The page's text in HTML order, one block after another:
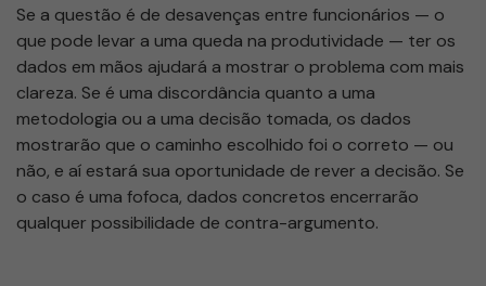
Se a questão é de desavenças entre funcionários — o
que pode levar a uma queda na produtividade — ter os
dados em mãos ajudará a mostrar o problema com mais
clareza. Se é uma discordância quanto a uma
metodologia ou a uma decisão tomada, os dados
mostrarão que o caminho escolhido foi o correto — ou
não, e aí estará sua oportunidade de rever a decisão. Se
o caso é uma fofoca, dados concretos encerrarão
qualquer possibilidade de contra-argumento.